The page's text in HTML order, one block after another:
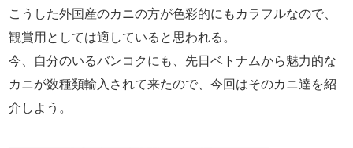
こうした外国産のカニの方が色彩的にもカラフルなので、
観賞用としては適していると思われる。
今、自分のいるバンコクにも、先日ベトナムから魅力的な
カニが数種類輸入されて来たので、今回はそのカニ達を紹
介しよう。